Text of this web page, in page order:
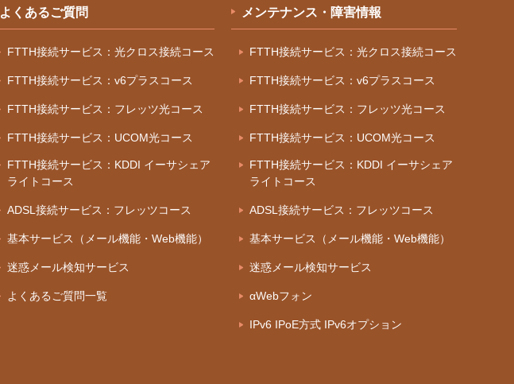
よくあるご質問
FTTH接続サービス：光クロス接続コース
FTTH接続サービス：v6プラスコース
FTTH接続サービス：フレッツ光コース
FTTH接続サービス：UCOM光コース
FTTH接続サービス：KDDI イーサシェア
ライトコース
ADSL接続サービス：フレッツコース
基本サービス（メール機能・Web機能）
迷惑メール検知サービス
よくあるご質問一覧
メンテナンス・障害情報
FTTH接続サービス：光クロス接続コース
FTTH接続サービス：v6プラスコース
FTTH接続サービス：フレッツ光コース
FTTH接続サービス：UCOM光コース
FTTH接続サービス：KDDI イーサシェア
ライトコース
ADSL接続サービス：フレッツコース
基本サービス（メール機能・Web機能）
迷惑メール検知サービス
αWebフォン
IPv6 IPoE方式 IPv6オプション